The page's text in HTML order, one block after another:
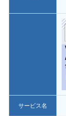
サービス名